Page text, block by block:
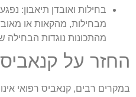
בחילות ואובדן תיאבון:נפגעי
מבחילות, מהקאות או מאובדן
מהתכונות נוגדות הבחילה של
על קנאביס
רבים, קנאביס רפואי אינו